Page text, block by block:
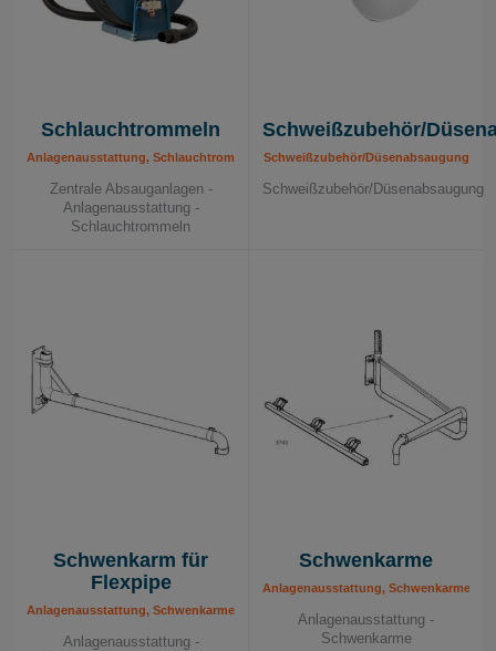
Schlauchtrommeln
Anlagenausstattung, Schlauchtrommeln
Zentrale Absauganlagen -
Anlagenausstattung -
Schlauchtrommeln
Schweißzubehör/
Schweißzubehör/Düsenabsaugung
Schweißzubehör/Düsenabsaugung
Schwenkarm für
Flexpipe
Anlagenausstattung, Schwenkarme
Anlagenausstattung -
Schwenkarme
Anlagenausstattung, Schwenkarme
Anlagenausstattung -
Schwenkarme